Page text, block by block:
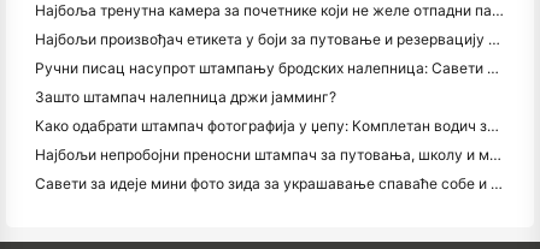
Најбоља тренутна камера за почетнике који не желе отпадни папир
Најбољи произвођач етикета у боји за путовање и резервацију текста: Додајте више боја свакој страници
Ручни писац насупрот штампању бродских налепница: Савети за мала предузећа у 2026. години
Зашто штампач налепница држи јамминг?
Како одабрати штампач фотографија у џепу: Комплетан водич за кориснике путовања, путовања и иПхонеа
Најбољи непробојни преносни штампач за путовања, школу и мобилне радове: Ханин МТ620 Про Ревиев
Савети за идеје мини фото зида за украшавање спаваће собе и спаваће собе